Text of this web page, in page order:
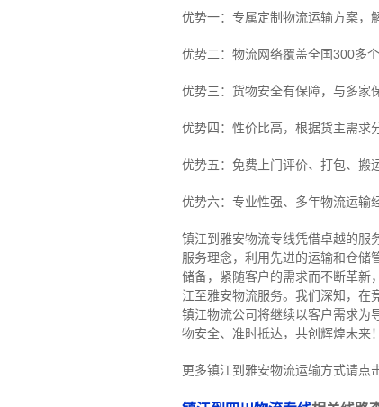
优势一：专属定制物流运输方案，
优势二：物流网络覆盖全国300多
优势三：货物安全有保障，与多家
优势四：性价比高，根据货主需求
优势五：免费上门评价、打包、搬
优势六：专业性强、多年物流运输
镇江到雅安物流专线凭借卓越的服
服务理念，利用先进的运输和仓储
储备，紧随客户的需求而不断革新
江至雅安物流服务。 我们深知，在
镇江物流公司将继续以客户需求为
物安全、准时抵达，共创辉煌未来！
更多镇江到雅安物流运输方式请点